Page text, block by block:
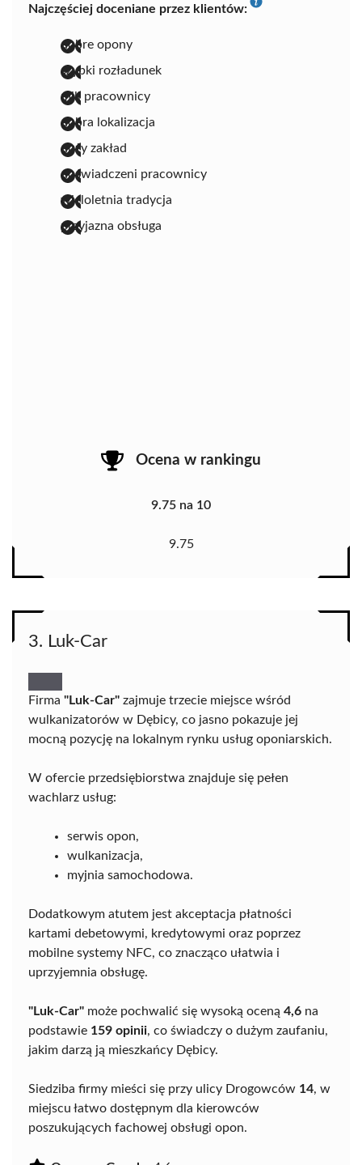
Najczęściej doceniane przez klientów:
dobre opony
szybki rozładunek
mili pracownicy
dobra lokalizacja
duży zakład
doświadczeni pracownicy
wieloletnia tradycja
przyjazna obsługa
Ocena w rankingu
9.75 na 10
9.75
3. Luk-Car
Firma "Luk-Car" zajmuje trzecie miejsce wśród
wulkanizatorów w Dębicy, co jasno pokazuje jej
mocną pozycję na lokalnym rynku usług oponiarskich.
W ofercie przedsiębiorstwa znajduje się pełen
wachlarz usług:
serwis opon,
wulkanizacja,
myjnia samochodowa.
Dodatkowym atutem jest akceptacja płatności
kartami debetowymi, kredytowymi oraz poprzez
mobilne systemy NFC, co znacząco ułatwia i
uprzyjemnia obsługę.
"Luk-Car" może pochwalić się wysoką oceną 4,6 na
podstawie 159 opinii, co świadczy o dużym zaufaniu,
jakim darzą ją mieszkańcy Dębicy.
Siedziba firmy mieści się przy ulicy Drogowców 14, w
miejscu łatwo dostępnym dla kierowców
poszukujących fachowej obsługi opon.